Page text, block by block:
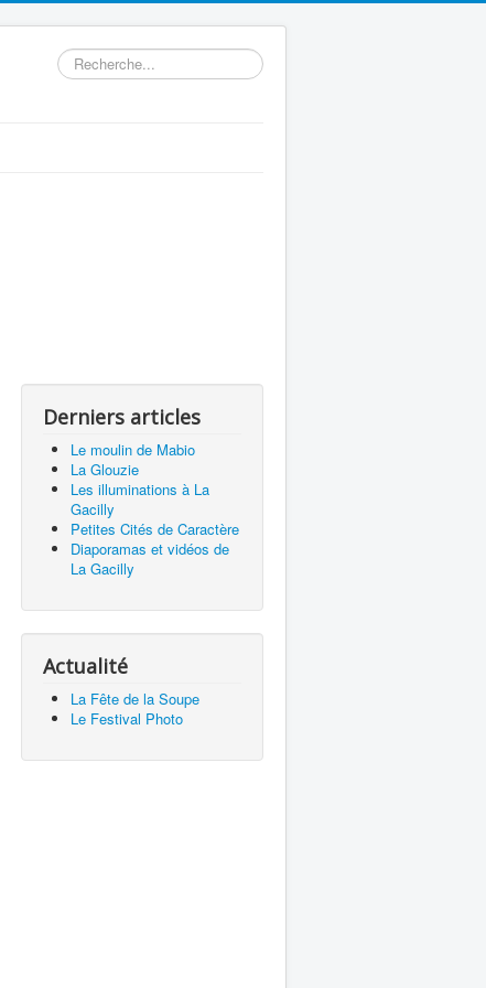
Rechercher
Derniers articles
Le moulin de Mabio
La Glouzie
Les illuminations à La
Gacilly
Petites Cités de Caractère
Diaporamas et vidéos de
La Gacilly
Actualité
La Fête de la Soupe
Le Festival Photo